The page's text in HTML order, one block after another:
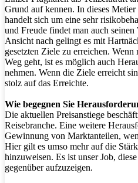
Grund auf kennen. In dieses
handelt sich um eine sehr
und Freude findet man auch
Ansicht nach gelingt es mit
gesetzten Ziele zu erreichen.
Weg geht, ist es möglich auch
nehmen. Wenn die Ziele erreicht
stolz auf das Erreichte.
Wie begegnen Sie
Die aktuellen Preisanstiege
Reisebranche. Eine weitere
Gewinnung von Marktanteilen,
Hier gilt es umso mehr auf die
hinzuweisen. Es ist unser Job,
gegenüber aufzuzeigen.